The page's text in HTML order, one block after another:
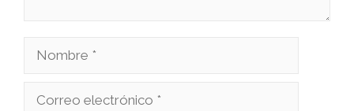
Nombre
Correo